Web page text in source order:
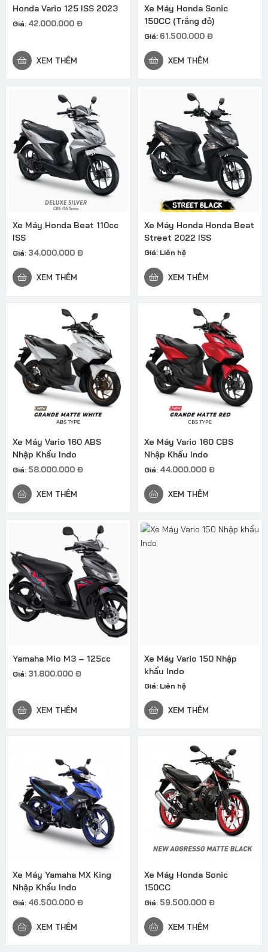
Honda Vario 125 ISS 2023
Giá: 42.000.000 Đ
XEM THÊM
Xe Máy Honda Sonic
150CC (Trắng đỏ)
Giá: 61.500.000 Đ
XEM THÊM
Xe Máy Honda Beat 110cc
ISS
Giá: 34.000.000 Đ
XEM THÊM
Xe Máy Honda Honda Beat
Street 2022 ISS
Giá: Liên hệ
XEM THÊM
Xe Máy Vario 160 ABS
Nhập Khẩu Indo
Giá: 58.000.000 Đ
XEM THÊM
Xe Máy Vario 160 CBS
Nhập Khẩu Indo
Giá: 44.000.000 Đ
XEM THÊM
Yamaha Mio M3 – 125cc
Giá: 31.800.000 Đ
XEM THÊM
Xe Máy Vario 150 Nhập
khẩu Indo
Giá: Liên hệ
XEM THÊM
Xe Máy Yamaha MX King
Nhập Khẩu Indo
Giá: 46.500.000 Đ
XEM THÊM
Xe Máy Honda Sonic
150CC
Giá: 59.500.000 Đ
XEM THÊM